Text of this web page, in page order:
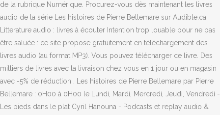
de la rubrique Numérique. Procurez-vous dès maintenant les livres
audio de la série Les histoires de Pierre Bellemare sur Audible.ca.
Litterature audio : livres à écouter Intention trop louable pour ne pas
être saluée : ce site propose gratuitement en téléchargement des
livres audio (au format MP3). Vous pouvez télécharger ce livre. Des
milliers de livres avec la livraison chez vous en 1 jour ou en magasin
avec -5% de réduction . Les histoires de Pierre Bellemare par Pierre
Bellemare : 0H00 à 0H00 le Lundi, Mardi, Mercredi, Jeudi, Vendredi -
Les pieds dans le plat Cyril Hanouna - Podcasts et replay audio &